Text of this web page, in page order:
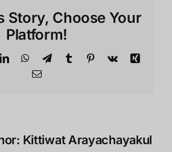
Story, Choose Your
Platform!
LinkedInWhatsApp
TelegramTumblr Pinterest
Vk
Xing
Email
Kittiwat Arayachayakul